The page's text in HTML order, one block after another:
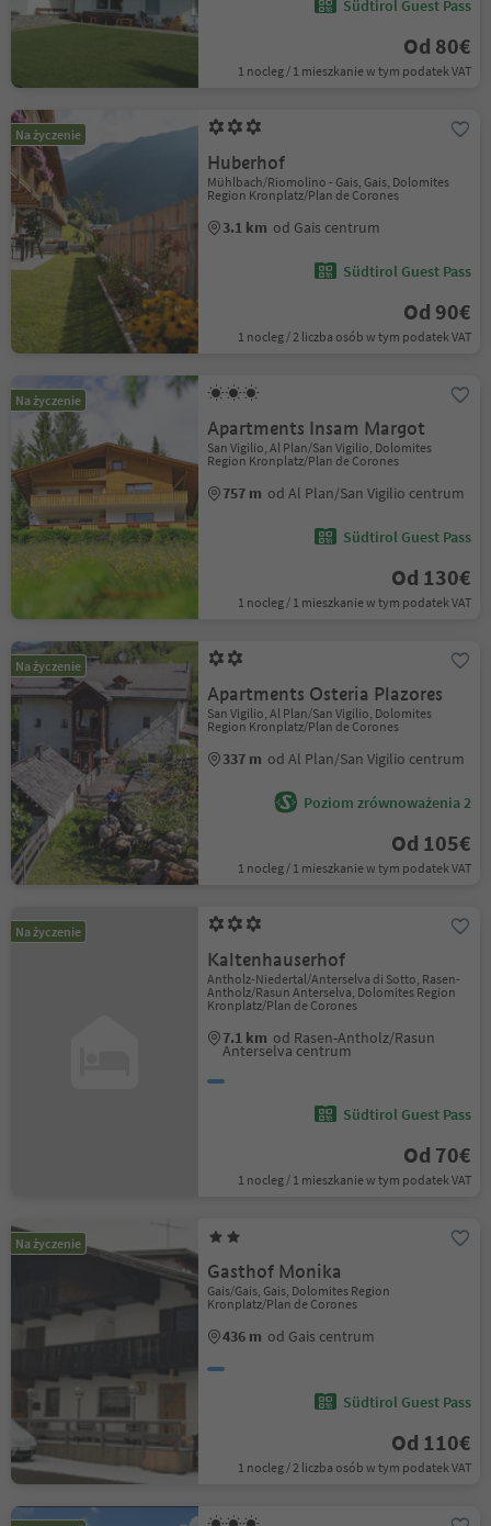
Südtirol Guest Pass
Od 80€
1 nocleg / 1 mieszkanie w tym podatek VAT
Na życzenie
Huberhof
Mühlbach/Riomolino - Gais, Gais, Dolomites
Region Kronplatz/Plan de Corones
3.1 km od Gais centrum
Südtirol Guest Pass
Od 90€
1 nocleg / 2 liczba osób w tym podatek VAT
Na życzenie
Apartments Insam Margot
San Vigilio, Al Plan/San Vigilio, Dolomites
Region Kronplatz/Plan de Corones
757 m od Al Plan/San Vigilio centrum
Südtirol Guest Pass
Od 130€
1 nocleg / 1 mieszkanie w tym podatek VAT
Na życzenie
Apartments Osteria Plazores
San Vigilio, Al Plan/San Vigilio, Dolomites
Region Kronplatz/Plan de Corones
337 m od Al Plan/San Vigilio centrum
Poziom zrównoważenia 2
Od 105€
1 nocleg / 1 mieszkanie w tym podatek VAT
Na życzenie
Kaltenhauserhof
Antholz-Niedertal/Anterselva di Sotto, Rasen-
Antholz/Rasun Anterselva, Dolomites Region
Kronplatz/Plan de Corones
7.1 km od Rasen-Antholz/Rasun
Anterselva centrum
Südtirol Guest Pass
Od 70€
1 nocleg / 1 mieszkanie w tym podatek VAT
Na życzenie
Gasthof Monika
Gais/Gais, Gais, Dolomites Region
Kronplatz/Plan de Corones
436 m od Gais centrum
Südtirol Guest Pass
Od 110€
1 nocleg / 2 liczba osób w tym podatek VAT